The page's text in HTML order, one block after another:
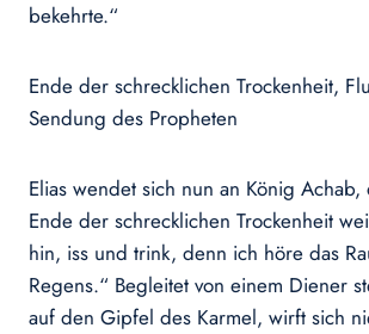
bekehrte.“
Ende der schrecklichen Trockenheit,
Sendung des Propheten
Elias wendet sich nun an König
Ende der schrecklichen Trockenheit
hin, iss und trink, denn ich höre das
Regens.“ Begleitet von einem Diener
auf den Gipfel des Karmel, wirft sich